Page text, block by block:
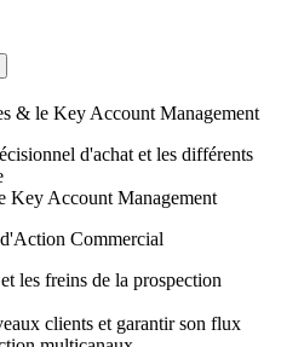
& le Key Account Management
d'achat et les différents
Key Account Management
Commercial
les freins de la prospection
clients et garantir son flux